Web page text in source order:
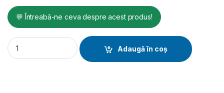
💬 Întreabă-ne ceva despre acest produs!
Aspirator profesional umed uscat Flex VCE 44 H AC 230/
Adaugă în coș